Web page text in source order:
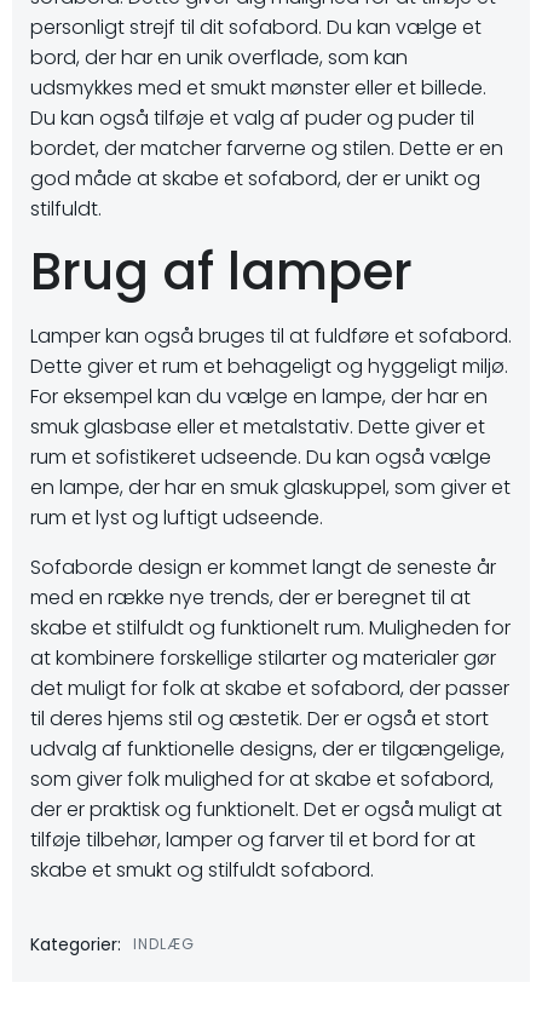
personligt strejf til dit sofabord. Du kan vælge et
bord, der har en unik overflade, som kan
udsmykkes med et smukt mønster eller et billede.
Du kan også tilføje et valg af puder og puder til
bordet, der matcher farverne og stilen. Dette er en
god måde at skabe et sofabord, der er unikt og
stilfuldt.
Brug af lamper
Lamper kan også bruges til at fuldføre et sofabord.
Dette giver et rum et behageligt og hyggeligt miljø.
For eksempel kan du vælge en lampe, der har en
smuk glasbase eller et metalstativ. Dette giver et
rum et sofistikeret udseende. Du kan også vælge
en lampe, der har en smuk glaskuppel, som giver et
rum et lyst og luftigt udseende.
Sofaborde design er kommet langt de seneste år
med en række nye trends, der er beregnet til at
skabe et stilfuldt og funktionelt rum. Muligheden for
at kombinere forskellige stilarter og materialer gør
det muligt for folk at skabe et sofabord, der passer
til deres hjems stil og æstetik. Der er også et stort
udvalg af funktionelle designs, der er tilgængelige,
som giver folk mulighed for at skabe et sofabord,
der er praktisk og funktionelt. Det er også muligt at
tilføje tilbehør, lamper og farver til et bord for at
skabe et smukt og stilfuldt sofabord.
Kategorier: INDLÆG